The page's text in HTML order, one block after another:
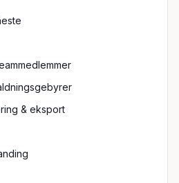
& eksport